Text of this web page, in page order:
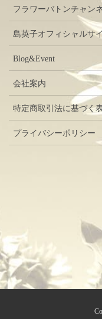
フラワーバトンチャン
島英子オフィシャルサ
Blog&Event
会社案内
特定商取引法に基づく
プライバシーポリシー